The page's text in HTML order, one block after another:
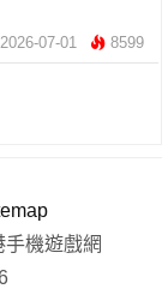
2026-07-01 8599
機遊戲網